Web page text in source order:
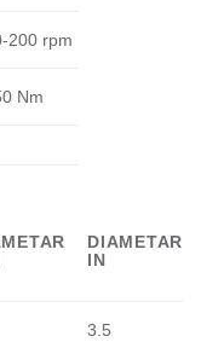
200 rpm
Nm
DIAMETAR
IN
3.5